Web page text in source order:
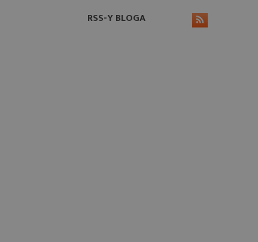
RSS-Y BLOGA